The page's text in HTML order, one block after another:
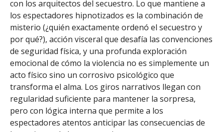
con los arquitectos del secuestro. Lo que mantiene a
los espectadores hipnotizados es la combinación de
misterio (¿quién exactamente ordenó el secuestro y
por qué?), acción visceral que desafía las convenciones
de seguridad física, y una profunda exploración
emocional de cómo la violencia no es simplemente un
acto físico sino un corrosivo psicológico que
transforma el alma. Los giros narrativos llegan con
regularidad suficiente para mantener la sorpresa,
pero con lógica interna que permite a los
espectadores atentos anticipar las consecuencias de